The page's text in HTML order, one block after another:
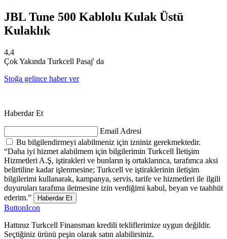
JBL Tune 500 Kablolu Kulak Üstü
Kulaklık
4,4
Çok Yakında Turkcell Pasaj' da
Stoğa gelince haber ver
Haberdar Et
Email Adresi
Bu bilgilendirmeyi alabilmeniz için izniniz gerekmektedir.
“Daha iyi hizmet alabilmem için bilgilerimin Turkcell İletişim
Hizmetleri A.Ş, iştirakleri ve bunların iş ortaklarınca, tarafımca aksi
belirtiline kadar işlenmesine; Turkcell ve iştiraklerinin iletişim
bilgilerimi kullanarak, kampanya, servis, tarife ve hizmetleri ile ilgili
duyuruları tarafıma iletmesine izin verdiğimi kabul, beyan ve taahhüt
ederim.”
Haberdar Et
ButtonIcon
Hattınız Turkcell Finansman kredili tekliflerimize uygun değildir.
Seçtiğiniz ürünü peşin olarak satın alabilirsiniz.